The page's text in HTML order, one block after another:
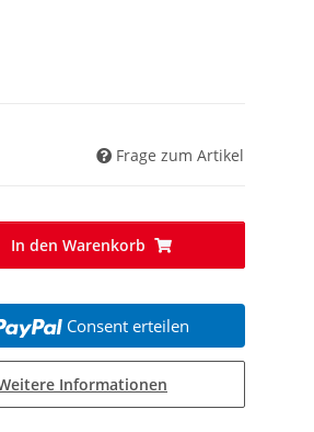
Frage zum Artikel
In den Warenkorb
Consent erteilen
Informationen